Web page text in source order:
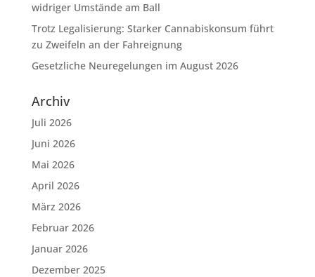
widriger Umstände am Ball
Trotz Legalisierung: Starker Cannabiskonsum führt
zu Zweifeln an der Fahreignung
Gesetzliche Neuregelungen im August 2026
Archiv
Juli 2026
Juni 2026
Mai 2026
April 2026
März 2026
Februar 2026
Januar 2026
Dezember 2025